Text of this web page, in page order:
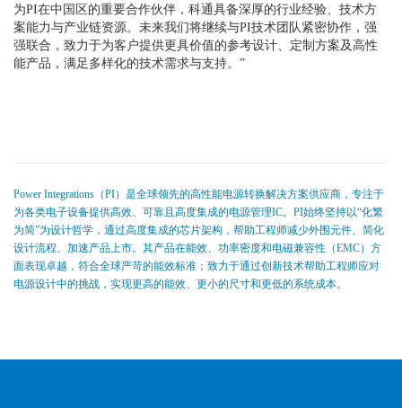
为PI在中国区的重要合作伙伴，科通具备深厚的行业经验、技术方
案能力与产业链资源。未来我们将继续与PI技术团队紧密协作，强
强联合，致力于为客户提供更具价值的参考设计、定制方案及高性
能产品，满足多样化的技术需求与支持。”
Power Integrations（PI）是全球领先的高性能电源转换解决方案供应商，专注于
为各类电子设备提供高效、可靠且高度集成的电源管理IC。PI始终坚持以“化繁
为简”为设计哲学，通过高度集成的芯片架构，帮助工程师减少外围元件、简化
设计流程、加速产品上市。其产品在能效、功率密度和电磁兼容性（EMC）方
面表现卓越，符合全球严苛的能效标准； 致力于通过创新技术帮助工程师应对
电源设计中的挑战，实现更高的能效、更小的尺寸和更低的系统成本。